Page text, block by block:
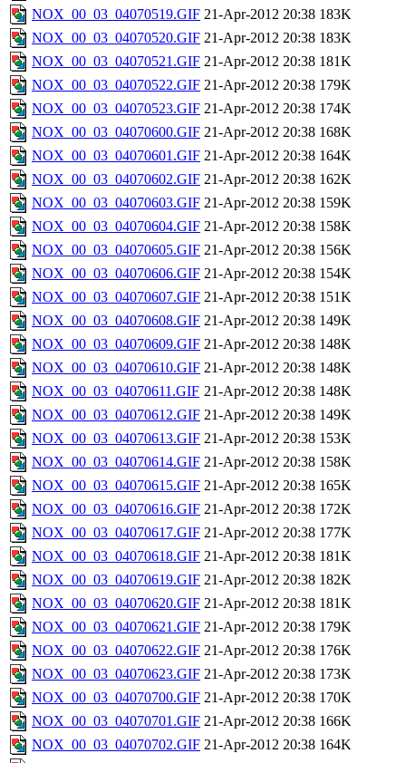
NOX_00_03_04070519.GIF 21-Apr-2012 20:38 183K
NOX_00_03_04070520.GIF 21-Apr-2012 20:38 183K
NOX_00_03_04070521.GIF 21-Apr-2012 20:38 181K
NOX_00_03_04070522.GIF 21-Apr-2012 20:38 179K
NOX_00_03_04070523.GIF 21-Apr-2012 20:38 174K
NOX_00_03_04070600.GIF 21-Apr-2012 20:38 168K
NOX_00_03_04070601.GIF 21-Apr-2012 20:38 164K
NOX_00_03_04070602.GIF 21-Apr-2012 20:38 162K
NOX_00_03_04070603.GIF 21-Apr-2012 20:38 159K
NOX_00_03_04070604.GIF 21-Apr-2012 20:38 158K
NOX_00_03_04070605.GIF 21-Apr-2012 20:38 156K
NOX_00_03_04070606.GIF 21-Apr-2012 20:38 154K
NOX_00_03_04070607.GIF 21-Apr-2012 20:38 151K
NOX_00_03_04070608.GIF 21-Apr-2012 20:38 149K
NOX_00_03_04070609.GIF 21-Apr-2012 20:38 148K
NOX_00_03_04070610.GIF 21-Apr-2012 20:38 148K
NOX_00_03_04070611.GIF 21-Apr-2012 20:38 148K
NOX_00_03_04070612.GIF 21-Apr-2012 20:38 149K
NOX_00_03_04070613.GIF 21-Apr-2012 20:38 153K
NOX_00_03_04070614.GIF 21-Apr-2012 20:38 158K
NOX_00_03_04070615.GIF 21-Apr-2012 20:38 165K
NOX_00_03_04070616.GIF 21-Apr-2012 20:38 172K
NOX_00_03_04070617.GIF 21-Apr-2012 20:38 177K
NOX_00_03_04070618.GIF 21-Apr-2012 20:38 181K
NOX_00_03_04070619.GIF 21-Apr-2012 20:38 182K
NOX_00_03_04070620.GIF 21-Apr-2012 20:38 181K
NOX_00_03_04070621.GIF 21-Apr-2012 20:38 179K
NOX_00_03_04070622.GIF 21-Apr-2012 20:38 176K
NOX_00_03_04070623.GIF 21-Apr-2012 20:38 173K
NOX_00_03_04070700.GIF 21-Apr-2012 20:38 170K
NOX_00_03_04070701.GIF 21-Apr-2012 20:38 166K
NOX_00_03_04070702.GIF 21-Apr-2012 20:38 164K